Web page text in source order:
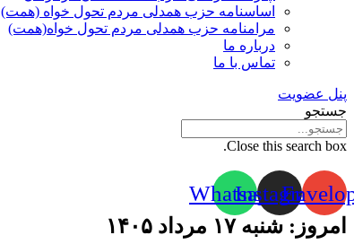
اساسنامه حزب همدلی مردم تحول خواه (همت)
مرامنامه حزب همدلی مردم تحول خواه(همت)
درباره ما
تماس با ما
پنل عضویت
جستجو
Close this search box.
Instagram
Whatsapp
امروز: شنبه ۱۷ مرداد ۱۴۰۵